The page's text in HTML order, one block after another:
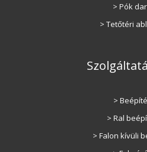
> Pók
> Tetőtéri
>
> Ral
> Falon kívüli